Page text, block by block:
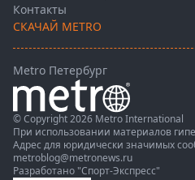
Контакты
СКАЧАЙ METRO
Metro Петербург
© Copyright 2026 Metro International
При использовании материалов
Адрес для юридически значимых
metroblog@metronews.ru
Разработано "Спорт-Экспресс"